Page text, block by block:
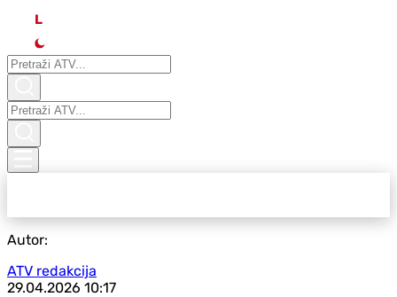
L
Autor:
ATV redakcija
29.04.2026 10:17